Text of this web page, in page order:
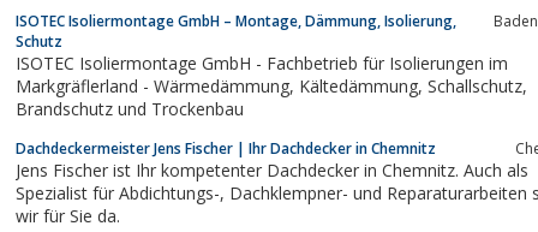
ISOTEC Isoliermontage GmbH – Montage, Dämmung, Isolierung,
Schutz
ISOTEC Isoliermontage GmbH - Fachbetrieb für Isolierungen im
Markgräflerland - Wärmedämmung, Kältedämmung, Schallschutz,
Brandschutz und Trockenbau
Dachdeckermeister Jens Fischer | Ihr Dachdecker in Chemnitz
Jens Fischer ist Ihr kompetenter Dachdecker in Chemnitz. Auch als
Spezialist für Abdichtungs-, Dachklempner- und Reparaturarbeiten sind
wir für Sie da.